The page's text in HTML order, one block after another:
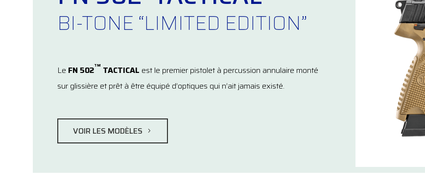
BI-TONE “LIMITED EDITION”
Le FN 502TM TACTICAL est le premier pistolet à percussion annulaire monté
sur glissière et prêt à être équipé d’optiques qui n’ait jamais existé.
VOIR LES MODÈLES